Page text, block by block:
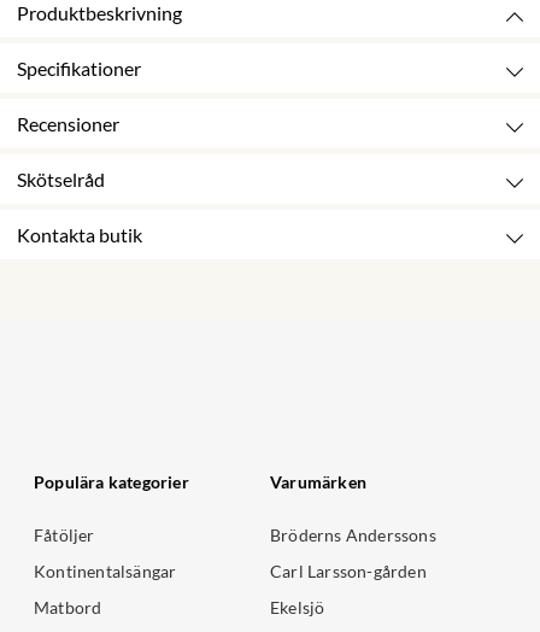
Produktbeskrivning
Specifikationer
Recensioner
Skötselråd
Kontakta butik
Populära kategorier
Fåtöljer
Kontinentalsängar
Matbord
Varumärken
Bröderns Anderssons
Carl Larsson-gården
Ekelsjö